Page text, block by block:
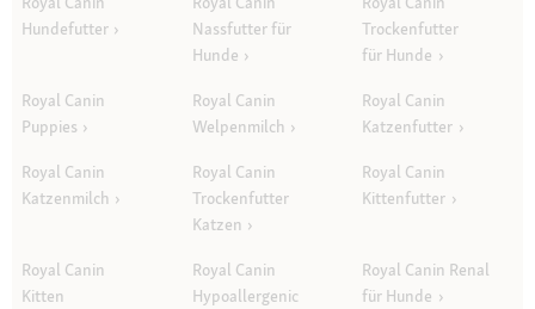
Hundefutter
Nassfutter für
Hunde
Trockenfutter
für Hunde
Royal Canin
Puppies
Royal Canin
Welpenmilch
Royal Canin
Katzenfutter
Royal Canin
Katzenmilch
Royal Canin
Trockenfutter
Katzen
Royal Canin
Kittenfutter
Royal Canin
Kitten
Royal Canin
Hypoallergenic
Royal Canin Renal
für Hunde